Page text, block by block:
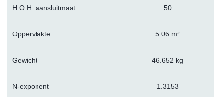
H.O.H. aansluitmaat 50
Oppervlakte 5.06 m²
Gewicht 46.652 kg
N-exponent 1.3153